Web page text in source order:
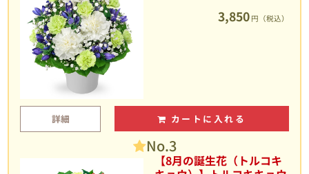
3,850 円（税込）
詳細 カートに入れる
No.3
【8月の誕生花（トルコキ